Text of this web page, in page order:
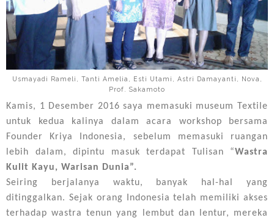
Usmayadi Rameli, Tanti Amelia, Esti Utami, Astri Damayanti, Nova,
Prof. Sakamoto
Kamis, 1 Desember 2016 saya memasuki museum Textile
untuk kedua kalinya dalam acara workshop bersama
Founder Kriya Indonesia, sebelum memasuki ruangan
lebih dalam, dipintu masuk terdapat Tulisan “Wastra
Kulit Kayu, Warisan Dunia”.
Seiring berjalanya waktu, banyak hal-hal yang
ditinggalkan. Sejak orang Indonesia telah memiliki akses
terhadap wastra tenun yang lembut dan lentur, mereka